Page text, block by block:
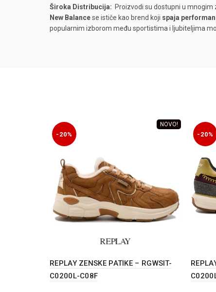
Široka Distribucija: Proizvodi su dostupni u mnogim
New Balancese ističe kao brend koji spaja
popularnim izborom među sportistima i ljubiteljima
-20%
NOVO!
REPLAY ZENSKE PATIKE – RGWSIT-
C0200L-C08F
-20%